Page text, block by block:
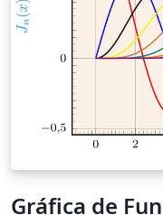
Gráfica de